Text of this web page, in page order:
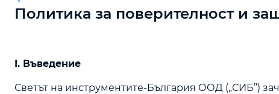
Политика за поверителност и
I. Въведение
Светът на инструментите-България ООД („СИБ”)